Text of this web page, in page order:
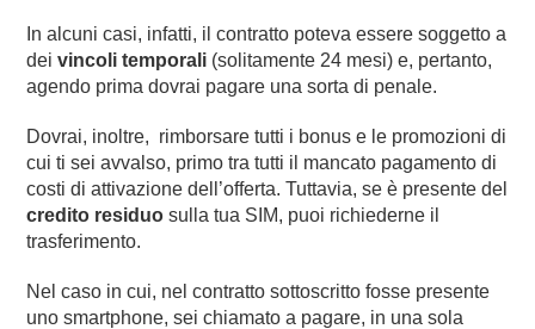
In alcuni casi, infatti, il contratto poteva essere soggetto a
deivincoli temporali (solitamente 24 mesi) e, pertanto,
agendo prima dovrai pagare una sorta di penale.
Dovrai, inoltre, rimborsare tutti i bonus e le promozioni di
cui ti sei avvalso, primo tra tutti il mancato pagamento di
costi di attivazione dell’offerta. Tuttavia, se è presente del
credito residuo sulla tua SIM, puoi richiederne il
trasferimento.
Nel caso in cui, nel contratto sottoscritto fosse presente
uno smartphone, sei chiamato a pagare, in una sola